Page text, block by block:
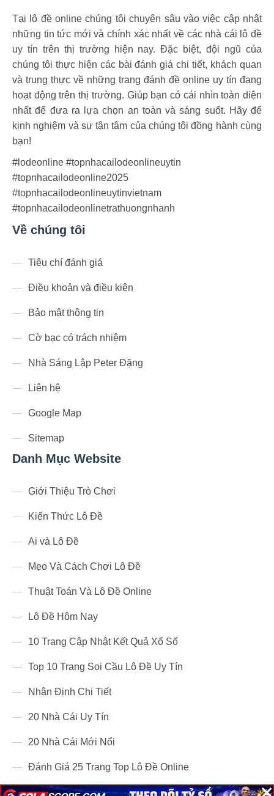
Tại lô đề online chúng tôi chuyên sâu vào việc cập nhật
những tin tức mới và chính xác nhất về các nhà cái lô đề
uy tín trên thị trường hiện nay. Đặc biệt, đội ngũ của
chúng tôi thực hiện các bài đánh giá chi tiết, khách quan
và trung thực về những trang đánh đề online uy tín đang
hoạt động trên thị trường. Giúp bạn có cái nhìn toàn diện
nhất để đưa ra lựa chọn an toàn và sáng suốt. Hãy để
kinh nghiệm và sự tận tâm của chúng tôi đồng hành cùng
bạn!
#lodeonline #topnhacailodeonlineuytin
#topnhacailodeonline2025
#topnhacailodeonlineuytinvietnam
#topnhacailodeonlinetrathuongnhanh
Về chúng tôi
Tiêu chí đánh giá
Điều khoản và điều kiện
Bảo mật thông tin
Cờ bạc có trách nhiệm
Nhà Sáng Lập Peter Đặng
Liên hệ
Google Map
Sitemap
Danh Mục Website
Giới Thiệu Trò Chơi
Kiến Thức Lô Đề
Ai và Lô Đề
Mẹo Và Cách Chơi Lô Đề
Thuật Toán Và Lô Đề Online
Lô Đề Hôm Nay
10 Trang Cập Nhật Kết Quả Xổ Số
Top 10 Trang Soi Cầu Lô Đề Uy Tín
Nhận Định Chi Tiết
20 Nhà Cái Uy Tín
20 Nhà Cái Mới Nổi
Đánh Giá 25 Trang Top Lô Đề Online